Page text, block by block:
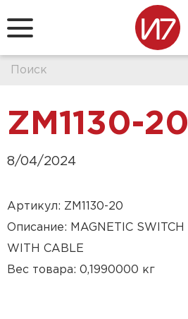
ZM1130-20
8/04/2024
Артикул: ZM1130-20
Описание: MAGNETIC SWITCH
WITH CABLE
Вес товара: 0,1990000 кг